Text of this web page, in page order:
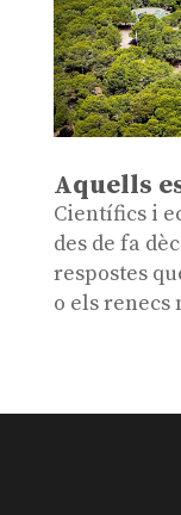
Aquells
Científics i
des de fa
respostes
o els renecs